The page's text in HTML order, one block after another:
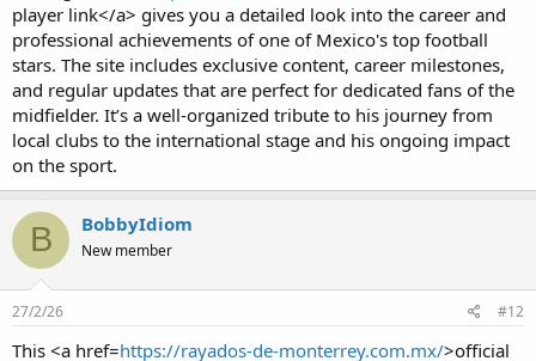
player link</a> gives you a detailed look into the career and
professional achievements of one of Mexico's top football
stars. The site includes exclusive content, career milestones,
and regular updates that are perfect for dedicated fans of the
midfielder. It’s a well-organized tribute to his journey from
local clubs to the international stage and his ongoing impact
on the sport.
B BobbyIdiom
New member
27/2/26 #12
This <a href=https://rayados-de-monterrey.com.mx/>official